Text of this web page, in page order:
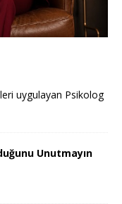
uygulayan Psikolog
Unutmayın